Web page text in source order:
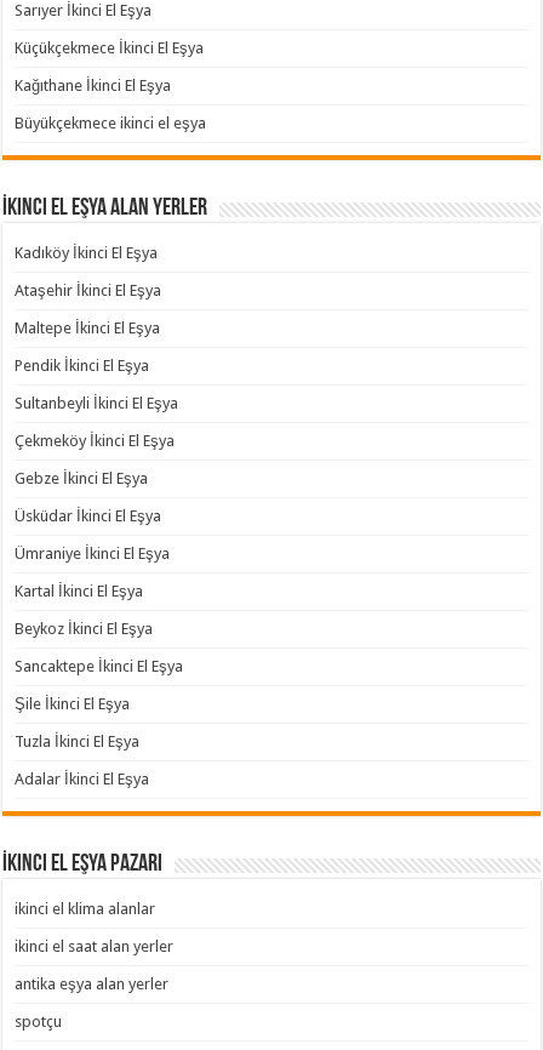
Sarıyer İkinci El Eşya
Küçükçekmece İkinci El Eşya
Kağıthane İkinci El Eşya
Büyükçekmece ikinci el eşya
İkinci El Eşya Alan Yerler
Kadıköy İkinci El Eşya
Ataşehir İkinci El Eşya
Maltepe İkinci El Eşya
Pendik İkinci El Eşya
Sultanbeyli İkinci El Eşya
Çekmeköy İkinci El Eşya
Gebze İkinci El Eşya
Üsküdar İkinci El Eşya
Ümraniye İkinci El Eşya
Kartal İkinci El Eşya
Beykoz İkinci El Eşya
Sancaktepe İkinci El Eşya
Şile İkinci El Eşya
Tuzla İkinci El Eşya
Adalar İkinci El Eşya
İkinci El Eşya Pazarı
ikinci el klima alanlar
ikinci el saat alan yerler
antika eşya alan yerler
spotçu